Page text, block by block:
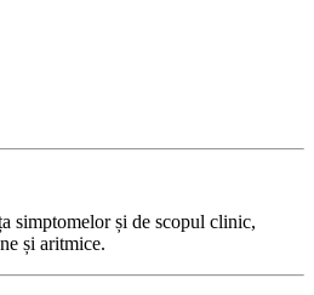
simptomelor și de scopul clinic,
și aritmice.